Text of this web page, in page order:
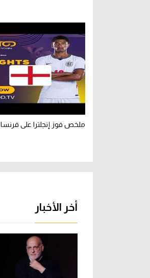
ملخص فوز إنجلترا على فرنسا 6-4 (كأس العالم)
أخر الأخبار